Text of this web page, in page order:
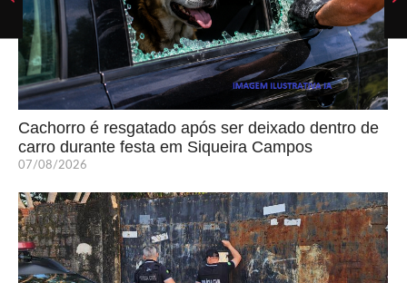
Cachorro é resgatado após ser deixado dentro de
carro durante festa em Siqueira Campos
07/08/2026